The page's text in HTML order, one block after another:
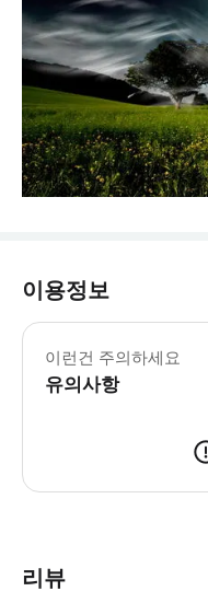
이용정보
이런건 주의하세요
유의사항
리뷰